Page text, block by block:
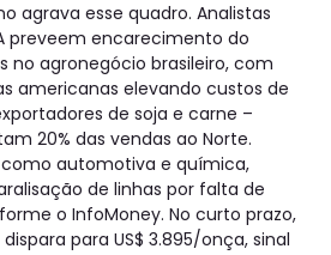
agrava esse quadro. Analistas
preveem encarecimento do
no agronegócio brasileiro, com
americanas elevando custos de
de soja e carne –
20% das vendas ao Norte.
automotiva e química,
de linhas por falta de
o InfoMoney. No curto prazo,
para US$ 3.895/onça, sinal